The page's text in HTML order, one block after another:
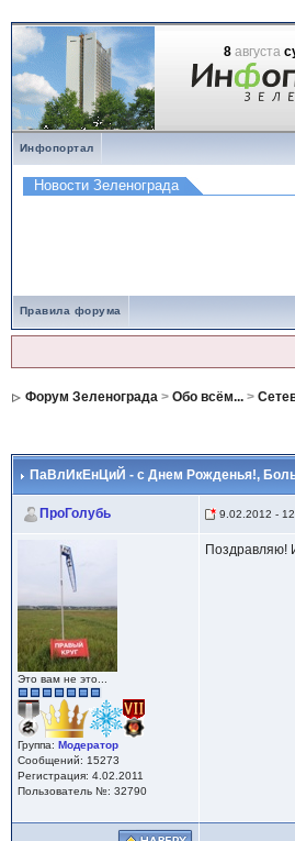
8августа
Инфопортал
Правила форума
Форум Зеленограда> Обо всём...>
ПаВлИкЕнЦиЙ - с Днем Рожденья!,
ПроГолубь 9.02.2012 -
Это вам не это...
Группа: Модератор
Сообщений: 15273
Регистрация: 4.02.2011
Пользователь №: 32790
Поздравляю!